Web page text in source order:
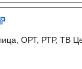
ОРТ, РТР, ТВ